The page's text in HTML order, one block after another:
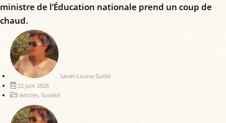
ministre de l’Éducation nationale prend un coup de
chaud.
Sarah-Louise Guille
22 juin 2026
Articles, Société